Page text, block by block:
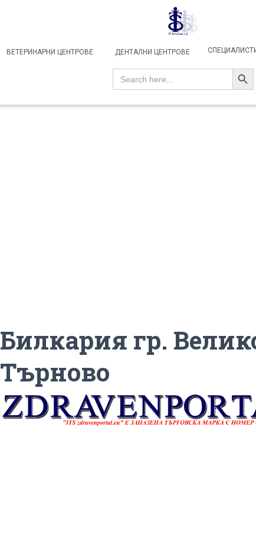
ВЕТЕРИНАРНИ ЦЕНТРОВЕ ДЕНТАЛНИ ЦЕНТРОВЕ
Search
SEARCH BUTTON
Билкария гр.
Търново